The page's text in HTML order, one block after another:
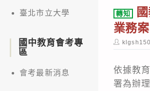
轉知
業務案
Post
author:
klgsh150
依據教
署為辦
臺北市立大學
國中教育會考專
區
會考最新消息